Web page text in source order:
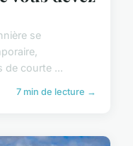
se
de courte ...
7 min de lecture →